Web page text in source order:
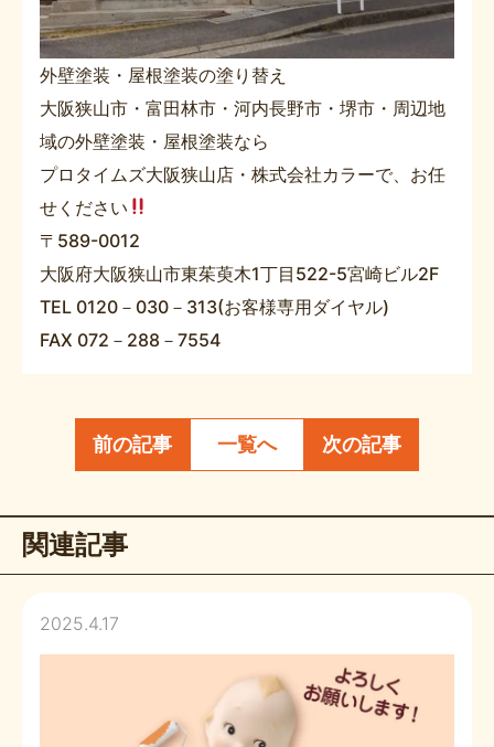
外壁塗装・屋根塗装の塗り替え
大阪狭山市・富田林市・河内長野市・堺市・周辺地
域の外壁塗装・屋根塗装なら
プロタイムズ大阪狭山店・株式会社カラーで、お任
せください
〒589-0012
大阪府大阪狭山市東茱萸木1丁目522-5宮崎ビル2F
TEL 0120－030－313(お客様専用ダイヤル)
FAX 072－288－7554
前の記事 一覧へ 次の記事
関連記事
2025.4.17